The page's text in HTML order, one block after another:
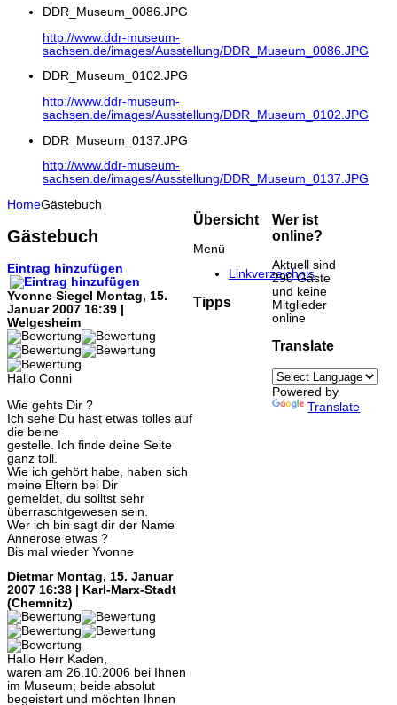
DDR_Museum_0086.JPG
http://www.ddr-museum-
sachsen.de/images/Ausstellung/DDR_Museum_0086.JPG
DDR_Museum_0102.JPG
http://www.ddr-museum-
sachsen.de/images/Ausstellung/DDR_Museum_0102.JPG
DDR_Museum_0137.JPG
http://www.ddr-museum-
sachsen.de/images/Ausstellung/DDR_Museum_0137.JPG
HomeGästebuch
Gästebuch
Eintrag hinzufügen
Yvonne Siegel Montag, 15.
Januar 2007 16:39 |
Welgesheim
Hallo Conni
Wie gehts Dir ?
Ich sehe Du hast etwas tolles auf
die beine
gestelle. Ich finde deine Seite
ganz toll.
Wie ich gehört habe, haben sich
meine Eltern bei Dir
gemeldet, du solltst sehr
überraschtgewesen sein.
Wer ich bin sagt dir der Name
Annerose etwas ?
Bis mal wieder Yvonne
Dietmar Montag, 15. Januar
2007 16:38 | Karl-Marx-Stadt
(Chemnitz)
Hallo Herr Kaden,
waren am 26.10.2006 bei Ihnen
im Museum; beide absolut
begeistert und möchten Ihnen
Übersicht
Menü
Linkverzeichnis
Tipps
Wer ist
online?
Aktuell sind
290 Gäste
und keine
Mitglieder
online
Translate
Powered by
Translate